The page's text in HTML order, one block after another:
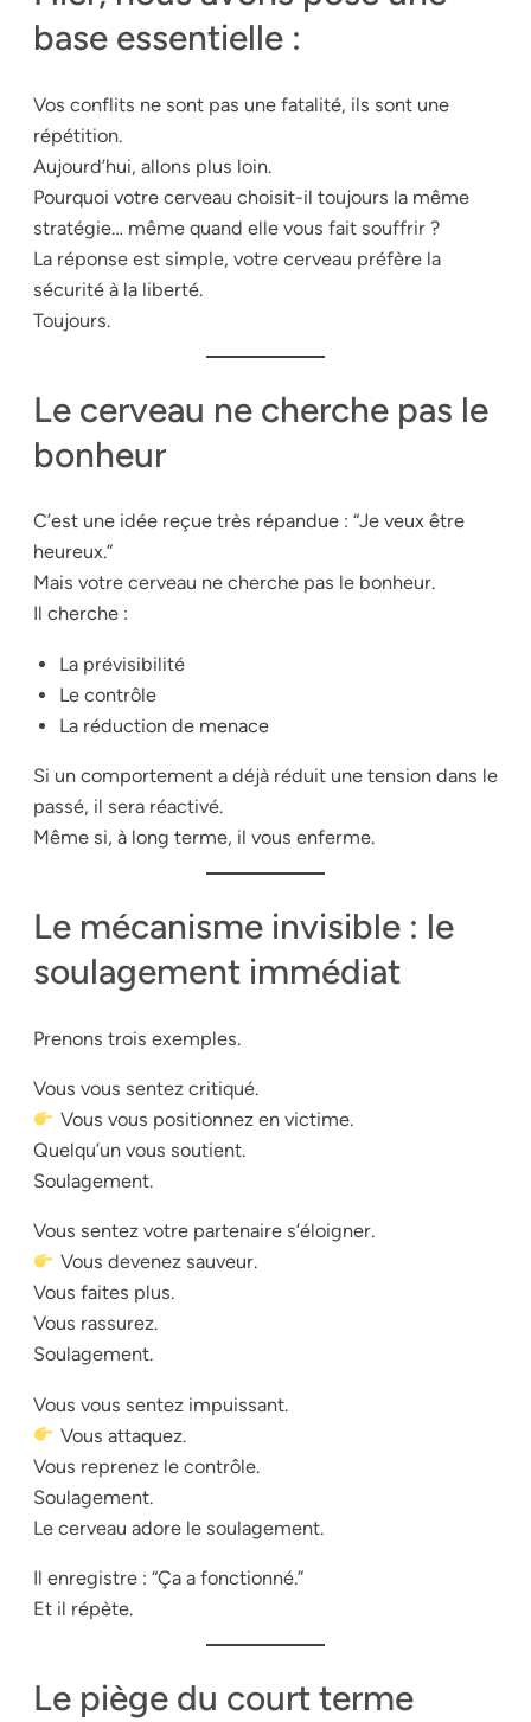
base essentielle :
Vos conflits ne sont pas une fatalité, ils sont une
répétition.
Aujourd’hui, allons plus loin.
Pourquoi votre cerveau choisit-il toujours la même
stratégie… même quand elle vous fait souffrir ?
La réponse est simple, votre cerveau préfère la
sécurité à la liberté.
Toujours.
Le cerveau ne cherche pas le
bonheur
C’est une idée reçue très répandue : “Je veux être
heureux.”
Mais votre cerveau ne cherche pas le bonheur.
Il cherche :
La prévisibilité
Le contrôle
La réduction de menace
Si un comportement a déjà réduit une tension dans le
passé, il sera réactivé.
Même si, à long terme, il vous enferme.
Le mécanisme invisible : le
soulagement immédiat
Prenons trois exemples.
Vous vous sentez critiqué.
Vous vous positionnez en victime.
Quelqu’un vous soutient.
Soulagement.
Vous sentez votre partenaire s’éloigner.
Vous devenez sauveur.
Vous faites plus.
Vous rassurez.
Soulagement.
Vous vous sentez impuissant.
Vous attaquez.
Vous reprenez le contrôle.
Soulagement.
Le cerveau adore le soulagement.
Il enregistre : “Ça a fonctionné.”
Et il répète.
Le piège du court terme